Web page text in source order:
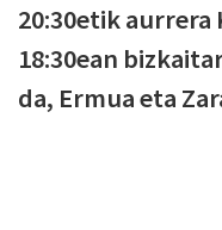
20:30etik
18:30ean
da, Ermua eta